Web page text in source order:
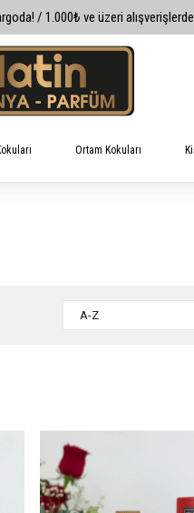
/ 1.000₺ ve üzeri
Ortam Kokuları
A-Z